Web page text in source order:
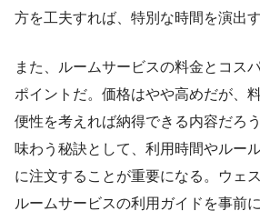
方を工夫すれば、特別な時間を演出
また、ルームサービスの料金とコス
ポイントだ。価格はやや高めだが、
便性を考えれば納得できる内容だろ
味わう秘訣として、利用時間やルー
に注文することが重要になる。ウェ
ルームサービスの利用ガイドを事前